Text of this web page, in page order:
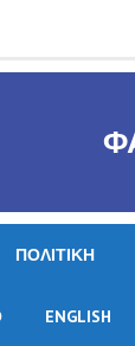
ΠΟΛΙΤΙΚΗ
ENGLISH